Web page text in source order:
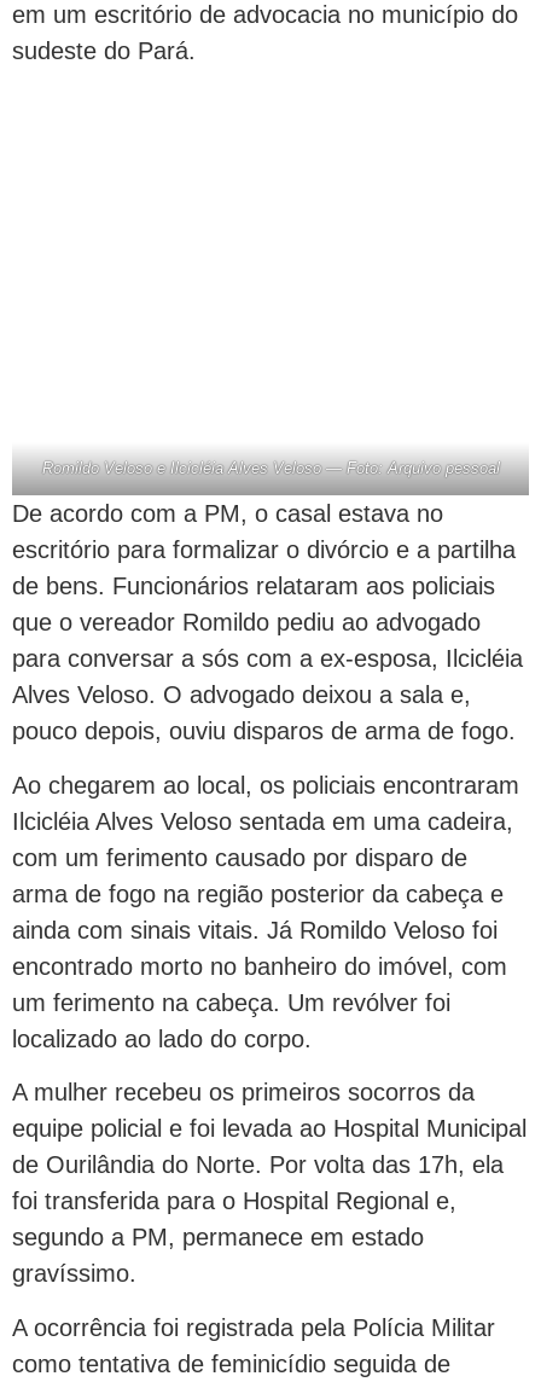
em um escritório de advocacia no município do
sudeste do Pará.
Romildo Veloso e Ilcicléia Alves Veloso — Foto: Arquivo pessoal
De acordo com a PM, o casal estava no
escritório para formalizar o divórcio e a partilha
de bens. Funcionários relataram aos policiais
que o vereador Romildo pediu ao advogado
para conversar a sós com a ex-esposa, Ilcicléia
Alves Veloso. O advogado deixou a sala e,
pouco depois, ouviu disparos de arma de fogo.
Ao chegarem ao local, os policiais encontraram
Ilcicléia Alves Veloso sentada em uma cadeira,
com um ferimento causado por disparo de
arma de fogo na região posterior da cabeça e
ainda com sinais vitais. Já Romildo Veloso foi
encontrado morto no banheiro do imóvel, com
um ferimento na cabeça. Um revólver foi
localizado ao lado do corpo.
A mulher recebeu os primeiros socorros da
equipe policial e foi levada ao Hospital Municipal
de Ourilândia do Norte. Por volta das 17h, ela
foi transferida para o Hospital Regional e,
segundo a PM, permanece em estado
gravíssimo.
A ocorrência foi registrada pela Polícia Militar
como tentativa de feminicídio seguida de